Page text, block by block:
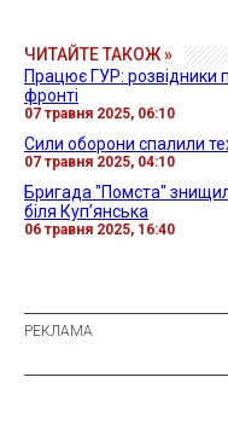
ЧИТАЙТЕ ТАКОЖ »
Працює ГУР: розвідники
фронті
07 травня 2025, 06:10
Сили оборони спалили
07 травня 2025, 04:10
Бригада "Помста"
біля Куп’янська
06 травня 2025, 16:40